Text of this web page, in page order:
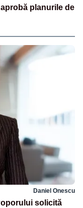
planurile de
Daniel Onescu
solicită